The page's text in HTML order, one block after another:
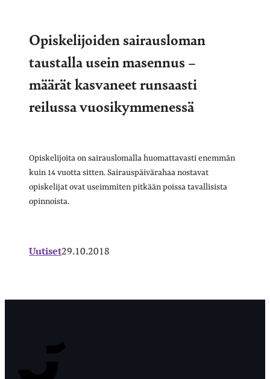
Opiskelijoiden sairausloman
taustalla usein masennus –
määrät kasvaneet runsaasti
reilussa vuosikymmenessä
Opiskelijoita on sairauslomalla huomattavasti enemmän
kuin 14 vuotta sitten. Sairauspäivärahaa nostavat
opiskelijat ovat useimmiten pitkään poissa tavallisista
opinnoista.
Uutiset29.10.2018